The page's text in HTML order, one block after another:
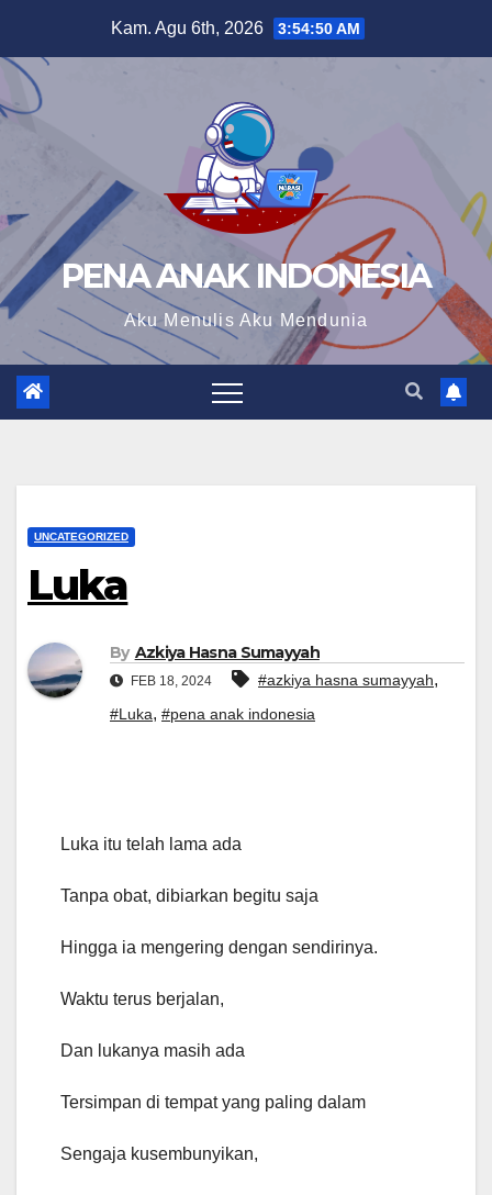
content
Kam. Agu 6th, 2026 3:54:51 AM
PENA ANAK INDONESIA
Aku Menulis Aku Mendunia
UNCATEGORIZED
Luka
By Azkiya Hasna Sumayyah
FEB 18, 2024 #azkiya hasna sumayyah,
#Luka, #pena anak indonesia
Luka itu telah lama ada
Tanpa obat, dibiarkan begitu saja
Hingga ia mengering dengan sendirinya.
Waktu terus berjalan,
Dan lukanya masih ada
Tersimpan di tempat yang paling dalam
Sengaja kusembunyikan,